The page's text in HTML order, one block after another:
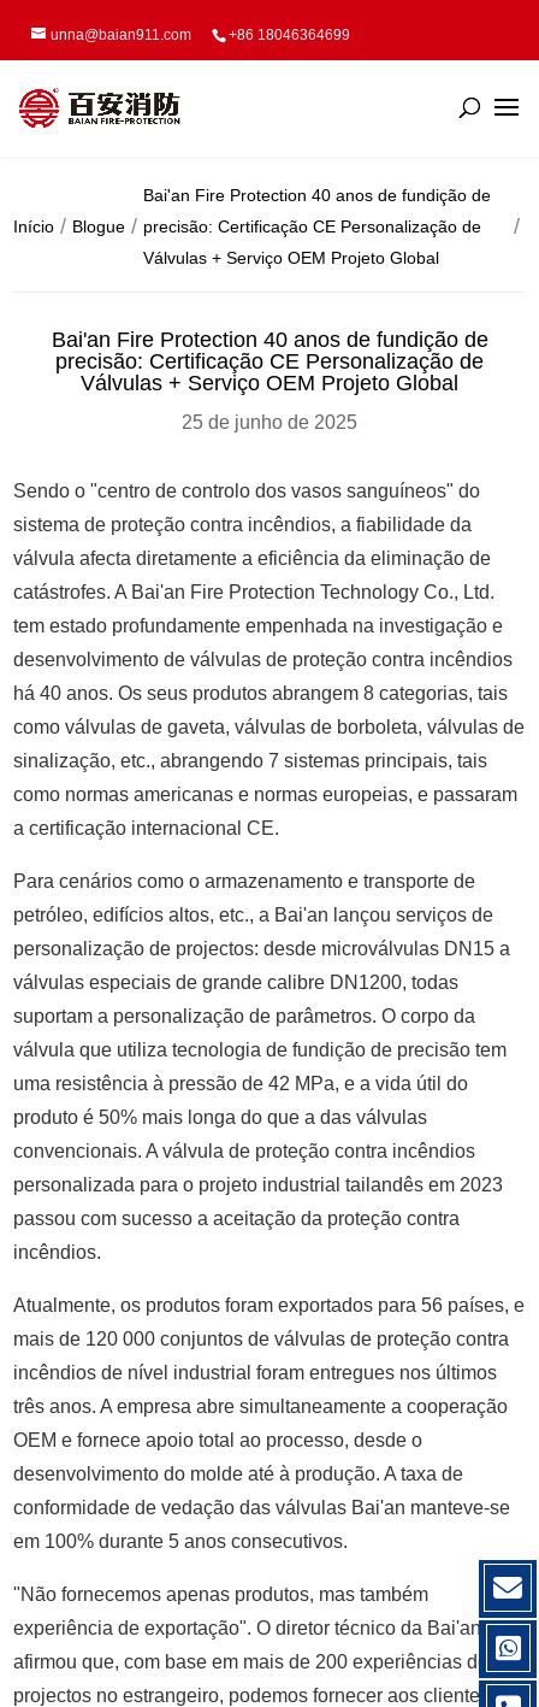
unna@baian911.com +86 18046364699
Início Blogue
Bai'an Fire Protection 40 anos de fundição de
precisão: Certificação CE Personalização de
Válvulas + Serviço OEM Projeto Global
Bai'an Fire Protection 40 anos de fundição de
precisão: Certificação CE Personalização de
Válvulas + Serviço OEM Projeto Global
25 de junho de 2025
Sendo o "centro de controlo dos vasos sanguíneos" do
sistema de proteção contra incêndios, a fiabilidade da
válvula afecta diretamente a eficiência da eliminação de
catástrofes. A Bai'an Fire Protection Technology Co., Ltd.
tem estado profundamente empenhada na investigação e
desenvolvimento de válvulas de proteção contra incêndios
há 40 anos. Os seus produtos abrangem 8 categorias, tais
como válvulas de gaveta, válvulas de borboleta, válvulas de
sinalização, etc., abrangendo 7 sistemas principais, tais
como normas americanas e normas europeias, e passaram
a certificação internacional CE.
Para cenários como o armazenamento e transporte de
petróleo, edifícios altos, etc., a Bai'an lançou serviços de
personalização de projectos: desde microválvulas DN15 a
válvulas especiais de grande calibre DN1200, todas
suportam a personalização de parâmetros. O corpo da
válvula que utiliza tecnologia de fundição de precisão tem
uma resistência à pressão de 42 MPa, e a vida útil do
produto é 50% mais longa do que a das válvulas
convencionais. A válvula de proteção contra incêndios
personalizada para o projeto industrial tailandês em 2023
passou com sucesso a aceitação da proteção contra
incêndios.
Atualmente, os produtos foram exportados para 56 países, e
mais de 120 000 conjuntos de válvulas de proteção contra
incêndios de nível industrial foram entregues nos últimos
três anos. A empresa abre simultaneamente a cooperação
OEM e fornece apoio total ao processo, desde o
desenvolvimento do molde até à produção. A taxa de
conformidade de vedação das válvulas Bai'an manteve-se
em 100% durante 5 anos consecutivos.
"Não fornecemos apenas produtos, mas também
experiência de exportação". O diretor técnico da Bai'an
afirmou que, com base em mais de 200 experiências de
projectos no estrangeiro, podemos fornecer aos clientes